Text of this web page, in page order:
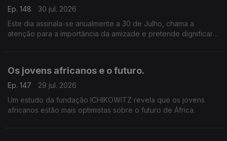
Ep. 148
30 jul. 2026
Este dia assinala-se anualmente a 30 de Julho, chama a
atenção para a importância da amizade e pretende dignificar o
Os jovens africanos e o futuro.
Ep. 147
29 jul. 2026
Um estudo da fundação ICHIKOWITZ revela que os jovens
africanos estão mais optimistas sobre o futuro de África.